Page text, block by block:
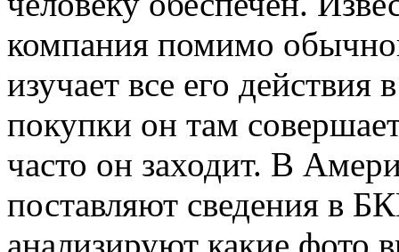
компания помимо
изучает все его действия
покупки он там
часто он заходит. В
поставляют сведения в
анализируют какие фото